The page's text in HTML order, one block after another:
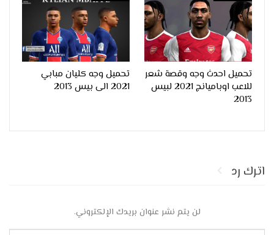
تحميل احدث وجه وقصة شعر
للاعب اوباميانج 2021 لبيس
2013
تحميل وجه كليان مبابي
2021 الى بيس 2013
اترك رد
لن يتم نشر عنوان بريدك الإلكتروني.